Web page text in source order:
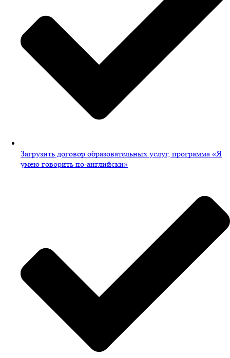
Загрузить договор образовательных услуг, программа «Я
умею говорить по-английски»